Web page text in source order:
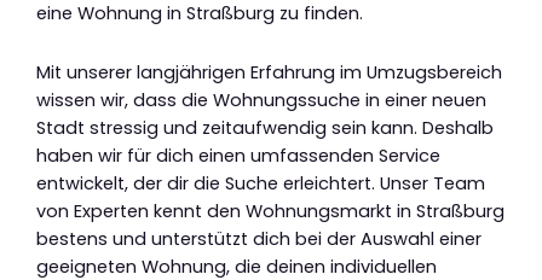
eine Wohnung in Straßburg zu finden.
Mit unserer langjährigen Erfahrung im Umzugsbereich
wissen wir, dass die Wohnungssuche in einer neuen
Stadt stressig und zeitaufwendig sein kann. Deshalb
haben wir für dich einen umfassenden Service
entwickelt, der dir die Suche erleichtert. Unser Team
von Experten kennt den Wohnungsmarkt in Straßburg
bestens und unterstützt dich bei der Auswahl einer
geeigneten Wohnung, die deinen individuellen